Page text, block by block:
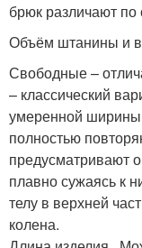
брюк различают
Объём штанины и
Свободные –
– классический
умеренной
полностью
предусматривают
плавно сужаясь к
телу в верхней
колена.